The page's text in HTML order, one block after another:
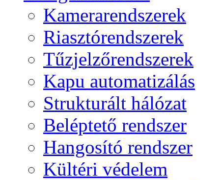
Kamerarendszerek
Riasztórendszerek
Tűzjelzőrendszerek
Kapu automatizálás
Strukturált hálózat
Beléptető rendszer
Hangosító rendszer
Kültéri védelem